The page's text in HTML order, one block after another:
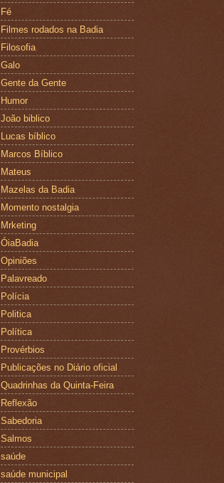
Fé
Filmes rodados na Badia
Filosofia
Galo
Gente da Gente
Humor
João biblico
Lucas bíblico
Marcos Bíblico
Mateus
Mazelas da Badia
Momento nostalgia
Mrketing
ÓiaBadia
Opiniões
Palavreado
Polícia
Politica
Política
Provérbios
Publicações no Diário oficial
Quadrinhas da Quinta-Feira
Reflexão
Sabedoria
Salmos
saúde
saúde municipal